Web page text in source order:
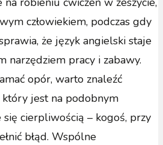
człowiekiem, podczas gdy
że język angielski staje
narzędziem pracy i zabawy.
opór, warto znaleźć
jest na podobnym
cierpliwością – kogoś, przy
błąd. Wspólne